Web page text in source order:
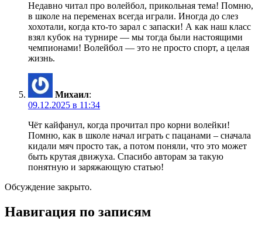
Недавно читал про волейбол, прикольная тема! Помню,
в школе на переменах всегда играли. Иногда до слез
хохотали, когда кто-то зарал с запаски! А как наш класс
взял кубок на турнире — мы тогда были настоящими
чемпионами! Волейбол — это не просто спорт, а целая
жизнь.
Михаил:
09.12.2025 в 11:34
Чёт кайфанул, когда прочитал про корни волейки!
Помню, как в школе начал играть с пацанами – сначала
кидали мяч просто так, а потом поняли, что это может
быть крутая движуха. Спасибо авторам за такую
понятную и заряжающую статью!
Обсуждение закрыто.
Навигация по записям